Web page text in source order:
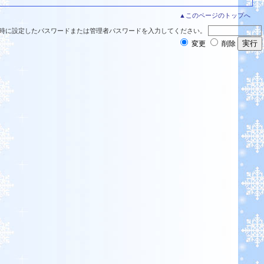
▲このページのトップへ
に設定したパスワードまたは管理者パスワードを入力してください。
変更 削除